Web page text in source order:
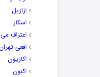
ازازیل
اسکار
اعتراف
افعی
اکازیون
اکنون